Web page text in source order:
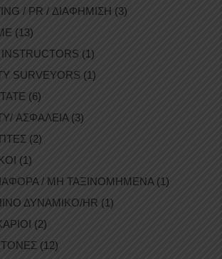
/ PR / ΔΙΑΦΗΜΙΣΗ (3)
(13)
(1)
SURVEYORS (1)
(6)
ΑΣΦΑΛΕΙΑ(3)
(2)
(1)
/ ΜΗ ΤΑΞΙΝΟΜΗΜΕΝΑ(1)
ΔΥΝΑΜΙΚΟ/HR (1)
(2)
(12)